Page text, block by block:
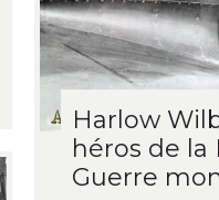
Harlow
héros de
Guerre